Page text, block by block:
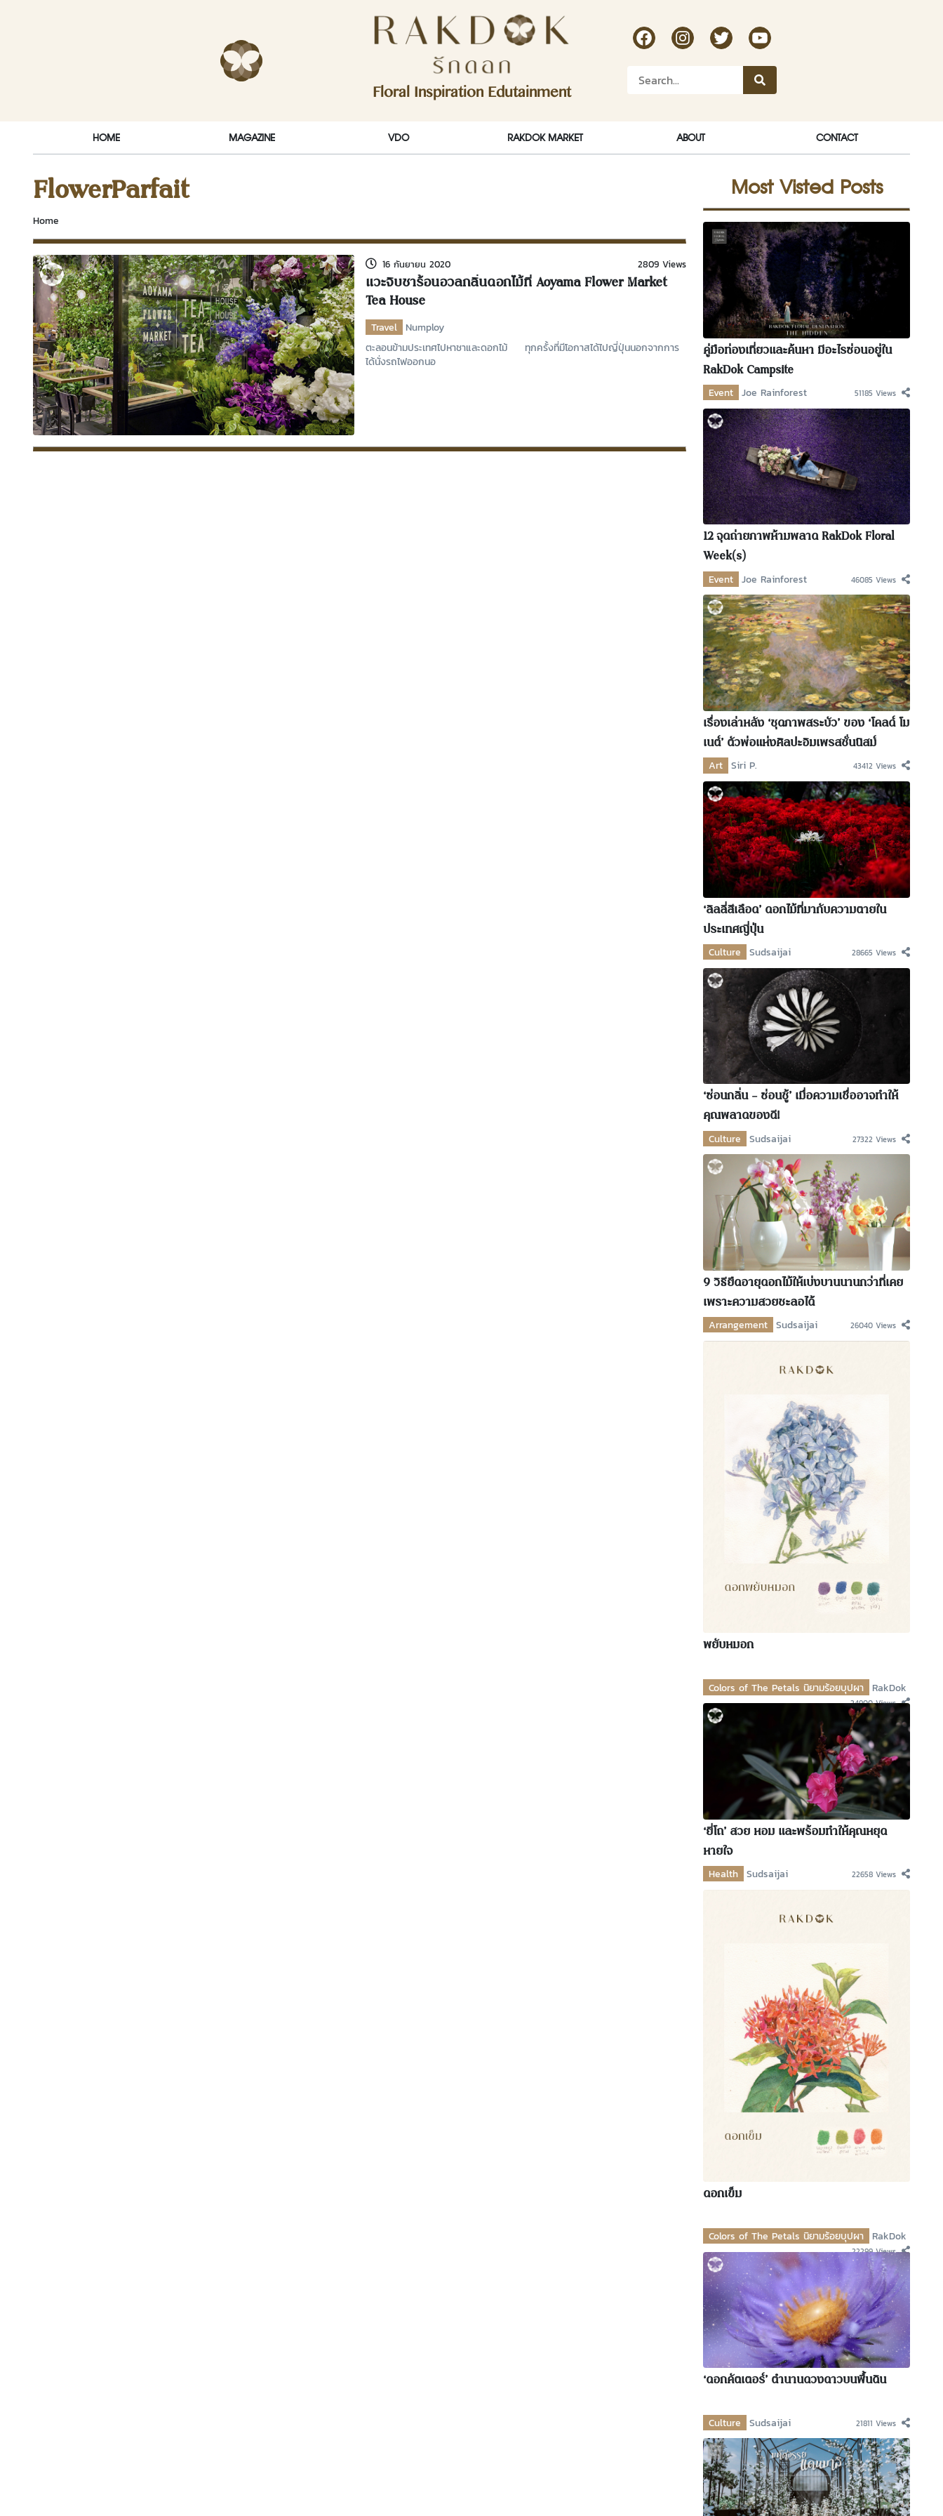
Floral Inspiration Edutainment
RakDok Channel Facebook
RakDok Channel Instagram
RakDok TwitterRakdok Channel Youtube
HOME MAGAZINE VDO RAKDOK MARKET ABOUT CONTACT
FlowerParfait
Home
16 กันยายน 2020 2809 Views
แวะจิบชาร้อนอวลกลิ่นดอกไม้ที่ Aoyama Flower Market
Tea House
Travel
Numploy
ตะลอนข้ามประเทศไปหาชาและดอกไม้ ทุกครั้งที่มีโอกาสได้ไปญี่ปุ่นนอกจากการ
ได้นั่งรถไฟออกนอ
Most Visted Posts
คู่มือท่องเที่ยวและค้นหา มีอะไรซ่อนอยู่ใน
RakDok Campsite
Event Joe Rainforest 51185 Views
12 จุดถ่ายภาพห้ามพลาด RakDok Floral
Week(s)
Event Joe Rainforest 46085 Views
เรื่องเล่าหลัง ‘ชุดภาพสระบัว’ ของ ‘โคลด์ โม
เนต์’ ตัวพ่อแห่งศิลปะอิมเพรสชั่นนิสม์
Art Siri P. 43412 Views
‘ลิลลี่สีเลือด’ ดอกไม้ที่มากับความตายใน
ประเทศญี่ปุ่น
Culture Sudsaijai 28665 Views
‘ซ่อนกลิ่น – ซ่อนชู้’ เมื่อความเชื่ออาจทำให้
คุณพลาดของดี!
Culture Sudsaijai 27322 Views
9 วิธียืดอายุดอกไม้ให้เบ่งบานนานกว่าที่เคย
เพราะความสวยชะลอได้
Arrangement Sudsaijai 26040 Views
พยับหมอก
Colors of The Petals นิยามร้อยบุปผา RakDok
24900 Views
‘ยี่โถ’ สวย หอม และพร้อมทำให้คุณหยุด
หายใจ
Health Sudsaijai 22658 Views
ดอกเข็ม
Colors of The Petals นิยามร้อยบุปผา RakDok
22299 Views
‘ดอกคัตเตอร์’ ตำนานดวงดาวบนพื้นดิน
Culture Sudsaijai 21811 Views